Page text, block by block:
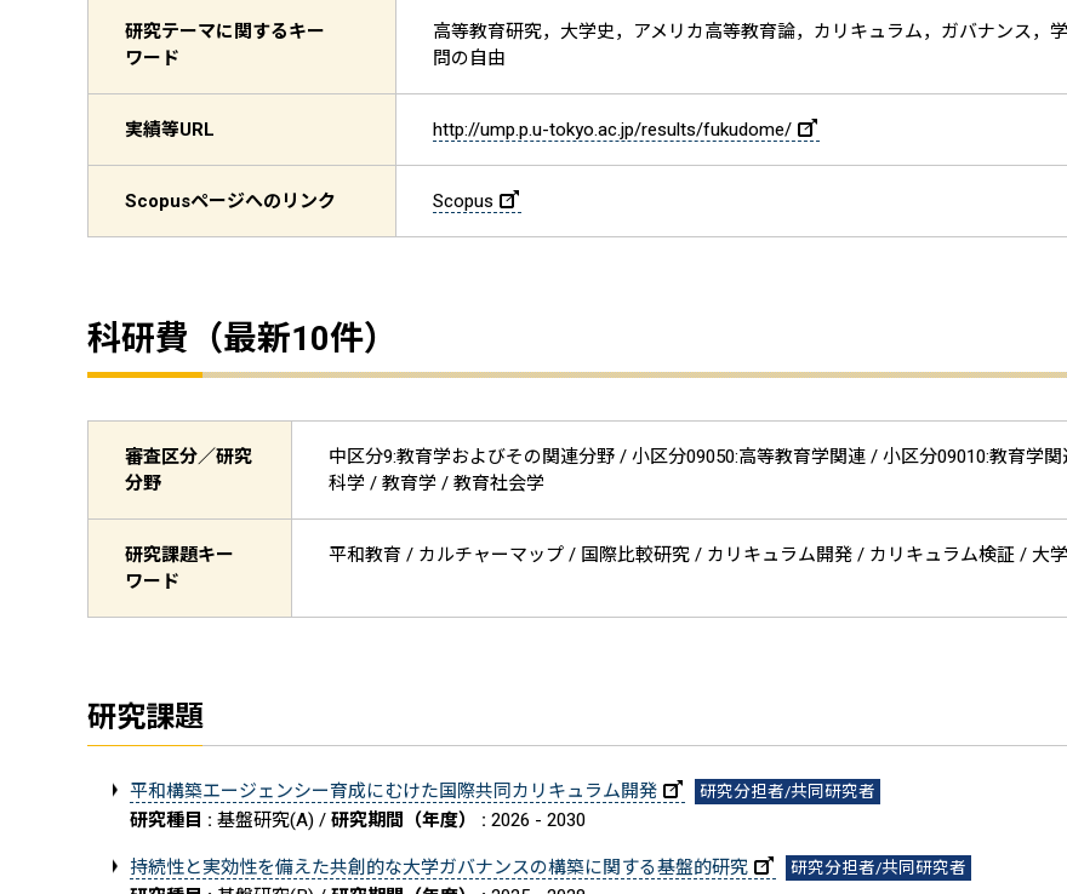
研究テーマに関するキー
ワード
高等教育研究，大学史，アメリカ高等教育論，カリキュラム，ガバナンス，
問の自由
実績等URL http://ump.p.u-tokyo.ac.jp/results/fukudome/
Scopusページへのリンク Scopus
科研費（最新10件）
審査区分／研究
分野
中区分9:教育学およびその関連分野 / 小区分09050:高等教育学関連 / 小区分09010:教育学
科学 / 教育学 / 教育社会学
研究課題キー
ワード
平和教育 / カルチャーマップ / 国際比較研究 / カリキュラム開発 / カリキュラム検証 / 大
研究課題
平和構築エージェンシー育成にむけた国際共同カリキュラム開発 研究分担者/共同研究者
研究種目 : 基盤研究(A) / 研究期間（年度） : 2026 - 2030
持続性と実効性を備えた共創的な大学ガバナンスの構築に関する基盤的研究 研究分担者/共同研究者